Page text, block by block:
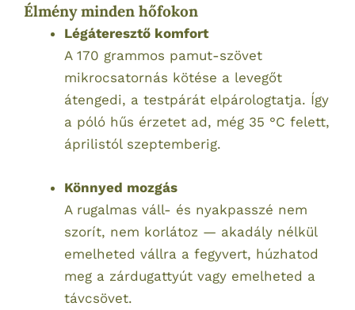
Élmény minden hőfokon
Légáteresztő komfort
A 170 grammos pamut-szövet
mikrocsatornás kötése a levegőt
átengedi, a testpárát elpárologtatja. Így
a póló hűs érzetet ad, még 35 °C felett,
áprilistól szeptemberig.
Könnyed mozgás
A rugalmas váll- és nyakpasszé nem
szorít, nem korlátoz — akadály nélkül
emelheted vállra a fegyvert, húzhatod
meg a zárdugattyút vagy emelheted a
távcsövet.